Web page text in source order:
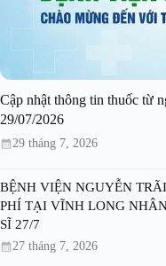
Cập nhật thông tin thuốc từ
29/07/2026
29 tháng 7, 2026
BỆNH VIỆN NGUYỄN
PHÍ TẠI VĨNH LONG
SĨ 27/7
27 tháng 7, 2026